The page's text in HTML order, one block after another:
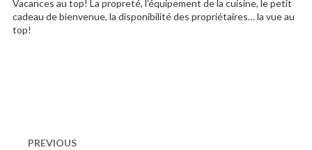
Vacances au top! La propreté, l’équipement de la cuisine, le petit
cadeau de bienvenue, la disponibilité des propriétaires… la vue au
top!
navigation
PREVIOUS